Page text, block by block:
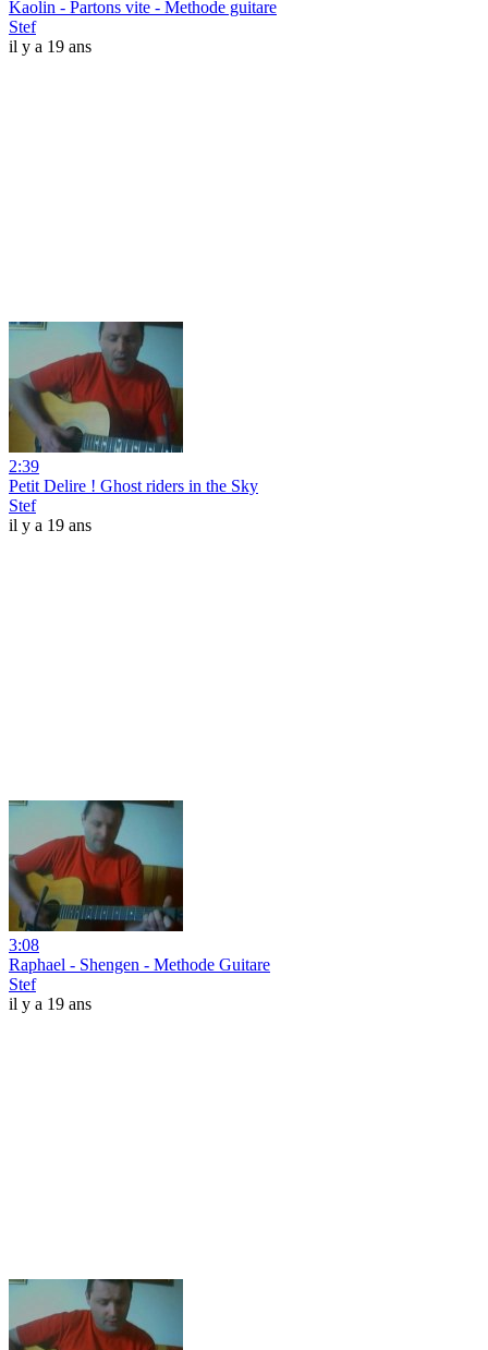
Kaolin - Partons vite - Methode guitare
Stef
il y a 19 ans
2:39
Petit Delire ! Ghost riders in the Sky
Stef
il y a 19 ans
3:08
Raphael - Shengen - Methode Guitare
Stef
il y a 19 ans